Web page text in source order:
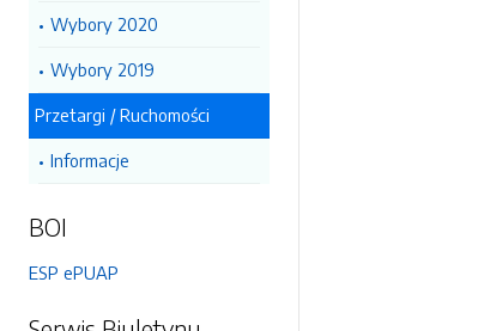
Wybory 2020
Wybory 2019
Przetargi / Ruchomości
Informacje
BOI
ESP ePUAP